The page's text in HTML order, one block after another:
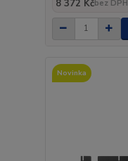
8 372 Kčbez DPH
Novinka